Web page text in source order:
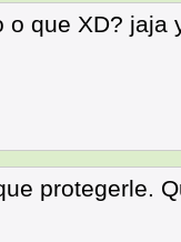
o que XD?
protegerle.